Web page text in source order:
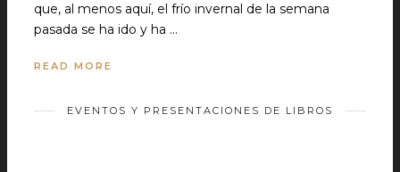
que, al menos aquí, el frío invernal de la semana
pasada se ha ido y ha …
READ MORE
EVENTOS Y PRESENTACIONES DE LIBROS